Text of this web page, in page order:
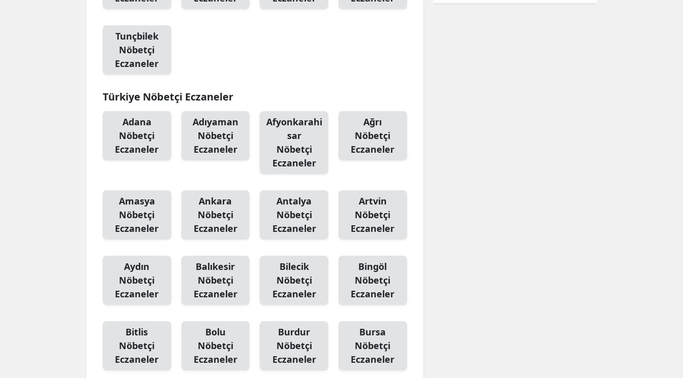
Sivas
Tekirdağ
Tokat
Tunceli
Şanlıurfa
Van
Yozgat
Zonguldak
Aksaray
Bayburt
Karaman
Tunçbilek
Nöbetçi
Eczaneler
Türkiye Nöbetçi Eczaneler
Adana
Nöbetçi
Eczaneler
Adıyaman
Nöbetçi
Eczaneler
Afyonkarahi
sar
Nöbetçi
Eczaneler
Ağrı
Nöbetçi
Eczaneler
Amasya
Nöbetçi
Eczaneler
Ankara
Nöbetçi
Eczaneler
Antalya
Nöbetçi
Eczaneler
Artvin
Nöbetçi
Eczaneler
Aydın
Nöbetçi
Eczaneler
Balıkesir
Nöbetçi
Eczaneler
Bilecik
Nöbetçi
Eczaneler
Bingöl
Nöbetçi
Eczaneler
Bitlis
Nöbetçi
Eczaneler
Bolu
Nöbetçi
Eczaneler
Burdur
Nöbetçi
Eczaneler
Bursa
Nöbetçi
Eczaneler